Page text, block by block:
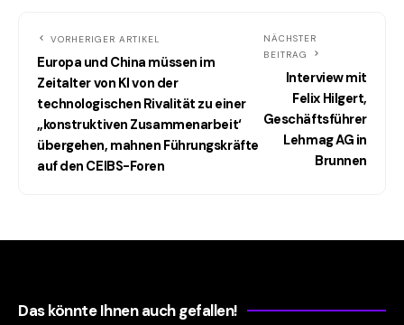
VORHERIGER ARTIKEL
Europa und China müssen im
Zeitalter von KI von der
technologischen Rivalität zu einer
„konstruktiven Zusammenarbeit‘
übergehen, mahnen Führungskräfte
auf den CEIBS-Foren
NÄCHSTER
BEITRAG
Interview mit
Felix Hilgert,
Geschäftsführer
Lehmag AG in
Brunnen
Das könnte Ihnen auch gefallen!